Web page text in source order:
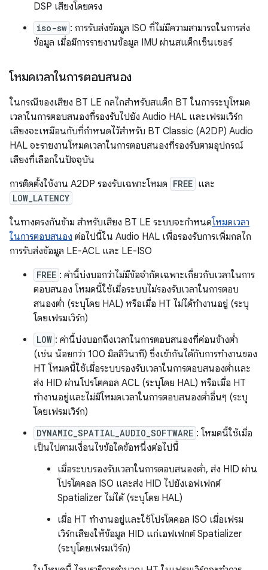
DSP เสียงโดยตรง
iso-sw : การรับส่งข้อมูล ISO ที่ไม่มีความสามารถในการส่ง
ข้อมูล เมื่อมีการรายงานข้อมูล IMU ผ่านสแต็กเซ็นเซอร์
โหมดเวลาในการตอบสนอง
ในกรณีของเสียง BT LE กลไกสำหรับสแต็ก BT ในการระบุโหมด
เวลาในการตอบสนองที่รองรับไปยัง Audio HAL และเฟรมเวิร์ก
เสียงจะเหมือนกับที่กำหนดไว้สำหรับ BT Classic (A2DP) Audio
HAL จะรายงานโหมดเวลาในการตอบสนองที่รองรับตามอุปกรณ์
เสียงที่เลือกในปัจจุบัน
การติดตั้งใช้งาน A2DP รองรับเฉพาะโหมด FREE และ
LOW_LATENCY
ในทางตรงกันข้าม สำหรับเสียง BT LE ระบบจะกำหนดโหมดเวลา
ในการตอบสนอง ต่อไปนี้ใน Audio HAL เพื่อรองรับการเพิ่มกลไก
การรับส่งข้อมูล LE-ACL และ LE-ISO
FREE : ค่านี้บ่งบอกว่าไม่มีข้อจำกัดเฉพาะเกี่ยวกับเวลาในการ
ตอบสนอง โหมดนี้ใช้เมื่อระบบไม่รองรับเวลาในการตอบ
สนองต่ำ (ระบุโดย HAL) หรือเมื่อ HT ไม่ได้ทำงานอยู่ (ระบุ
โดยเฟรมเวิร์ก)
LOW : ค่านี้บ่งบอกถึงเวลาในการตอบสนองที่ค่อนข้างต่ำ
(เช่น น้อยกว่า 100 มิลลิวินาที) ซึ่งเข้ากันได้กับการทำงานของ
HT โหมดนี้ใช้เมื่อระบบรองรับเวลาในการตอบสนองต่ำและ
ส่ง HID ผ่านโปรโตคอล ACL (ระบุโดย HAL) หรือเมื่อ HT
ทำงานอยู่และไม่มีโหมดเวลาในการตอบสนองต่ำอื่นๆ (ระบุ
โดยเฟรมเวิร์ก)
DYNAMIC_SPATIAL_AUDIO_SOFTWARE : โหมดนี้ใช้เมื่อ
เป็นไปตามเงื่อนไขข้อใดข้อหนึ่งต่อไปนี้
เมื่อระบบรองรับเวลาในการตอบสนองต่ำ, ส่ง HID ผ่าน
โปรโตคอล ISO และส่ง HID ไปยังเอฟเฟกต์
Spatializer ไม่ได้ (ระบุโดย HAL)
เมื่อ HT ทำงานอยู่และใช้โปรโตคอล ISO เมื่อเฟรม
เวิร์กเสียงให้ข้อมูล HID แก่เอฟเฟกต์ Spatializer
(ระบุโดยเฟรมเวิร์ก)